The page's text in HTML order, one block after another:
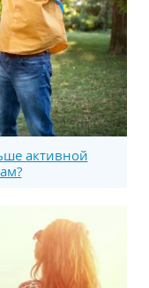
активной